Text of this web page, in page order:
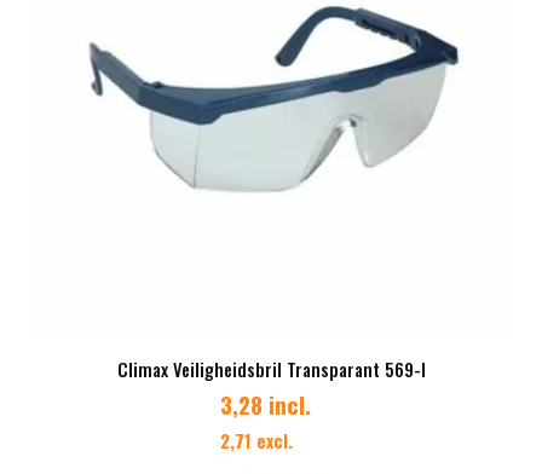
Climax Veiligheidsbril Transparant 569-I
3,28 incl.
2,71 excl.